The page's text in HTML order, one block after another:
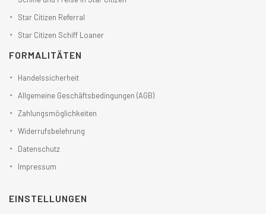
Star Citizen Referral
Star Citizen Schiff Loaner
FORMALITÄTEN
Handelssicherheit
Allgemeine Geschäftsbedingungen (AGB)
Zahlungsmöglichkeiten
Widerrufsbelehrung
Datenschutz
Impressum
EINSTELLUNGEN